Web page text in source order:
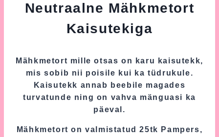
Neutraalne Mähkmetort
Kaisutekiga
Mähkmetort mille otsas on karu kaisutekk,
mis sobib nii poisile kui ka tüdrukule.
Kaisutekk annab beebile magades
turvatunde ning on vahva mänguasi ka
päeval.
Mähkmetort on valmistatud 25tk Pampers,